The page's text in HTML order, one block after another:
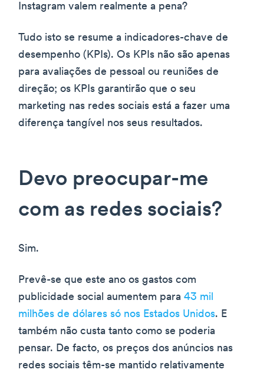
Instagram valem realmente a pena?
Tudo isto se resume a indicadores-chave de
desempenho (KPIs). Os KPIs não são apenas
para avaliações de pessoal ou reuniões de
direção; os KPIs garantirão que o seu
marketing nas redes sociais está a fazer uma
diferença tangível nos seus resultados.
Devo preocupar-me
com as redes sociais?
Sim.
Prevê-se que este ano os gastos com
publicidade social aumentem para 43 mil
milhões de dólares só nos Estados Unidos. E
também não custa tanto como se poderia
pensar. De facto, os preços dos anúncios nas
redes sociais têm-se mantido relativamente